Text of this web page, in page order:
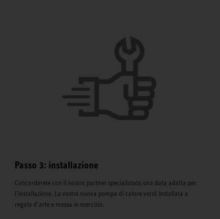
Passo 3: installazione
Concorderete con il nostro partner specializzato una data adatta per
l’installazione. La vostra nuova pompa di calore verrà installata a
regola d’arte e messa in esercizio.